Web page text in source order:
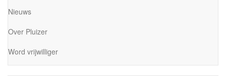
Nieuws
Over Pluizer
Word vrijwilliger